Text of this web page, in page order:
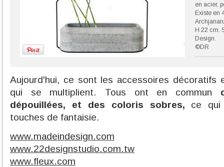
en acier,
Existe en
H 22 cm.
Design.
©DR
Aujourd'hui, ce sont les accessoires décoratifs
qui se multiplient. Tous ont en commun
dépouillées, et des coloris sobres, ce qui
touches de fantaisie.
www.madeindesign.com
www.22designstudio.com.tw
www.fleux.com